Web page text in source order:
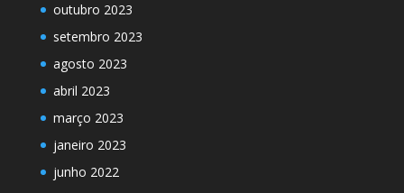
outubro 2023
setembro 2023
agosto 2023
abril 2023
março 2023
janeiro 2023
junho 2022